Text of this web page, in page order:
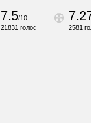
7.5/10
21831 голос
2581